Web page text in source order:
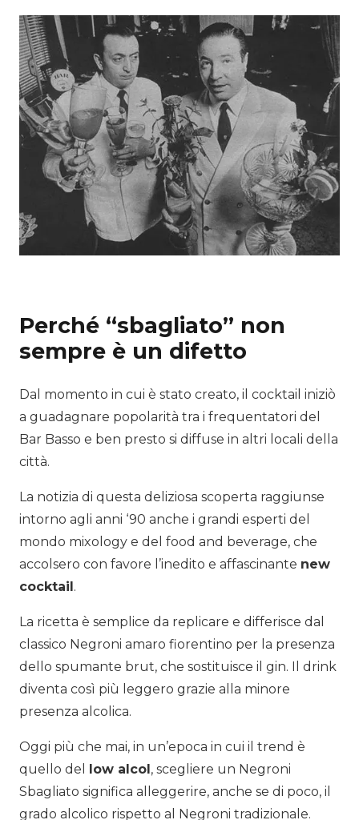
Perché “sbagliato” non
sempre è un difetto
Dal momento in cui è stato creato, il cocktail iniziò
a guadagnare popolarità tra i frequentatori del
Bar Basso e ben presto si diffuse in altri locali della
città.
La notizia di questa deliziosa scoperta raggiunse
intorno agli anni ‘90 anche i grandi esperti del
mondo mixology e del food and beverage, che
accolsero con favore l’inedito e affascinante new
cocktail.
La ricetta è semplice da replicare e differisce dal
classico Negroni amaro fiorentino per la presenza
dello spumante brut, che sostituisce il gin. Il drink
diventa così più leggero grazie alla minore
presenza alcolica.
Oggi più che mai, in un’epoca in cui il trend è
quello del low alcol, scegliere un Negroni
Sbagliato significa alleggerire, anche se di poco, il
grado alcolico rispetto al Negroni tradizionale.